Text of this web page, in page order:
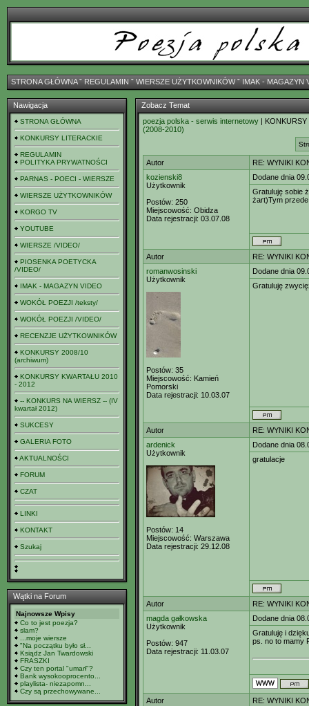
STRONA GŁÓWNAˇ REGULAMIN ˇ WIERSZE UŻYTKOWNIKÓWˇ IMAK - MAGAZYN
Nawigacja
STRONA GŁÓWNA
KONKURSY LITERACKIE
REGULAMIN
POLITYKA PRYWATNOŚCI
PARNAS - POECI - WIERSZE
WIERSZE UŻYTKOWNIKÓW
KORGO TV
YOUTUBE
WIERSZE /VIDEO/
PIOSENKA POETYCKA
/VIDEO/
IMAK - MAGAZYN VIDEO
WOKÓŁ POEZJI /teksty/
WOKÓŁ POEZJI /VIDEO/
RECENZJE UŻYTKOWNIKÓW
KONKURSY 2008/10
(archiwum)
KONKURSY KWARTAŁU 2010
- 2012
-- KONKURS NA WIERSZ -- (IV
kwartał 2012)
SUKCESY
GALERIA FOTO
AKTUALNOŚCI
FORUM
CZAT
LINKI
KONTAKT
Szukaj
Wątki na Forum
Najnowsze Wpisy
Co to jest poezja?
slam?
...moje wiersze
"Na początku było sł...
Ksiądz Jan Twardowski
FRASZKI
Czy ten portal "umarł"?
Bank wysokooprocento...
playlista- niezapomn...
Czy są przechowywane...
Zobacz Temat
poezja polska - serwis internetowy |
(2008-2010)
Autor
RE: WYNIKI
kozienski8
Użytkownik
Postów: 250
Miejscowość: Obidza
Data rejestracji: 03.07.08
Dodane dnia
Gratuluję sobie
żart)Tym
Autor
RE: WYNIKI
romanwosinski
Użytkownik
Postów: 35
Miejscowość: Kamień
Pomorski
Data rejestracji: 10.03.07
Dodane dnia
Gratuluję
Autor
RE: WYNIKI
ardenick
Użytkownik
Postów: 14
Miejscowość: Warszawa
Data rejestracji: 29.12.08
Dodane dnia
gratulacje
Autor
RE: WYNIKI
magda gałkowska
Użytkownik
Postów: 947
Data rejestracji: 11.03.07
Dodane dnia
Gratuluję i
ps. no to mamy
Autor
RE: WYNIKI